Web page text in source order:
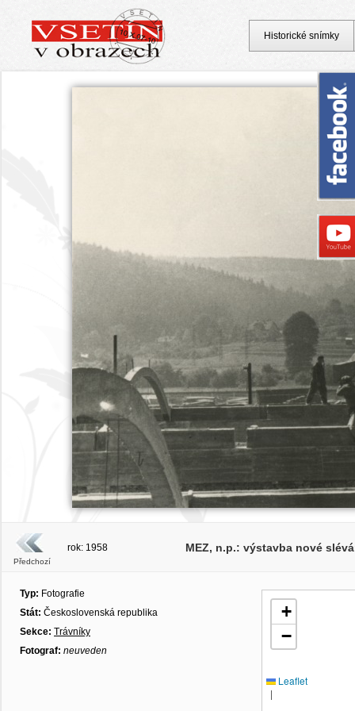
Předchozí
rok: 1958 MEZ, n.p.: výstavba nové
Typ: Fotografie
Stát: Československá republika
Sekce: Trávníky
Fotograf: neuveden
+
−
Leaflet
|
Historické snímky